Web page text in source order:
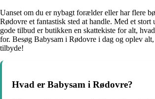
Uanset om du er nybagt forælder eller har flere
Rødovre et fantastisk sted at handle. Med et stort
gode tilbud er butikken en skattekiste for alt,
for. Besøg Babysam i Rødovre i dag og oplev
tilbyde!
Hvad er Babysam i Rødovre?